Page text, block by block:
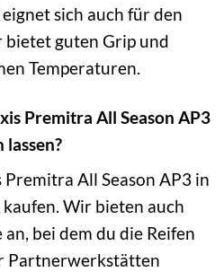
sich auch für den
bietet guten Grip und
Temperaturen.
Premitra All Season AP3
All Season AP3 in
Wir bieten auch
bei dem du die Reifen
Partnerwerkstätten